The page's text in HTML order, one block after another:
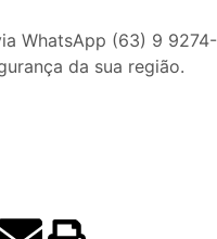
WhatsApp (63) 9
da sua região.